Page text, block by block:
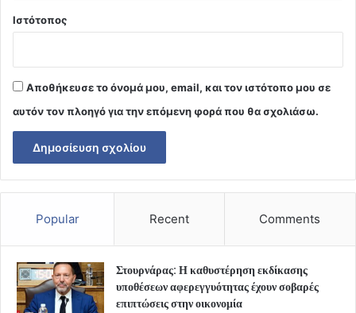
Ιστότοπος
Αποθήκευσε το όνομά μου, email, και τον ιστότοπο μου σε
αυτόν τον πλοηγό για την επόμενη φορά που θα σχολιάσω.
Popular Recent Comments
Στουρνάρας: Η καθυστέρηση εκδίκασης
υποθέσεων αφερεγγυότητας έχουν σοβαρές
επιπτώσεις στην οικονομία